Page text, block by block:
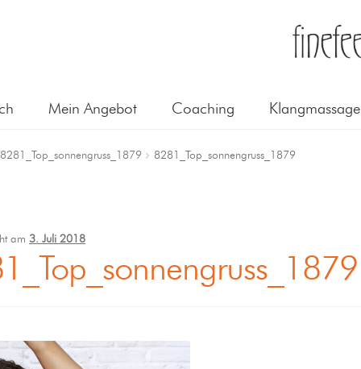
Mein Angebot Coaching Klangmassage
8281_Top_sonnengruss_1879 8281_Top_sonnengruss_1879
am 3. Juli 2018